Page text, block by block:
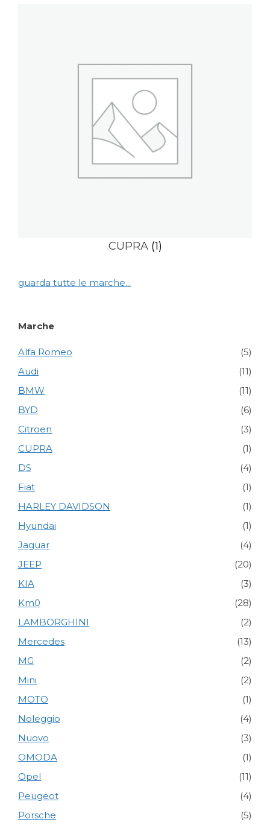
CUPRA (1)
guarda tutte le marche...
Marche
Alfa Romeo
(5)
Audi
(11)
BMW
(11)
BYD
(6)
Citroen
(3)
CUPRA
(1)
DS
(4)
Fiat
(1)
HARLEY DAVIDSON
(1)
Hyundai
(1)
Jaguar
(4)
JEEP
(20)
KIA
(3)
Km0
(28)
LAMBORGHINI
(2)
Mercedes
(13)
MG
(2)
Mini
(2)
MOTO
(1)
Noleggio
(4)
Nuovo
(3)
OMODA
(1)
Opel
(11)
Peugeot
(4)
Porsche
(5)